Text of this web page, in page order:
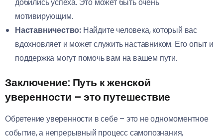
мотивирующим.
Наставничество: Найдите человека, который вас
вдохновляет и может служить наставником. Его опыт и
поддержка могут помочь вам на вашем пути.
Заключение: Путь кженской
уверенности – это путешествие
Обретение уверенности в себе – это не одномоментное
событие, а непрерывный процесс самопознания,